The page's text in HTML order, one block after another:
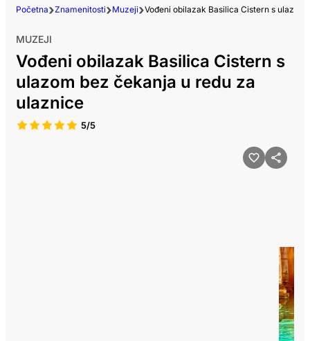
Početna Znamenitosti Muzeji Vođeni obilazak Basilica Cistern s
MUZEJI
Vođeni obilazak Basilica Cistern s
ulazom bez čekanja u redu za
ulaznice
5/5